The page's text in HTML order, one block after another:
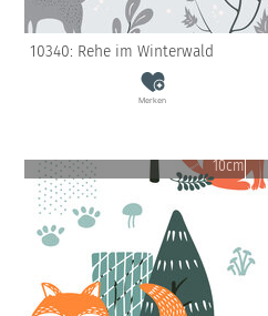
10340: Rehe im Winterwald
Merken
10cm